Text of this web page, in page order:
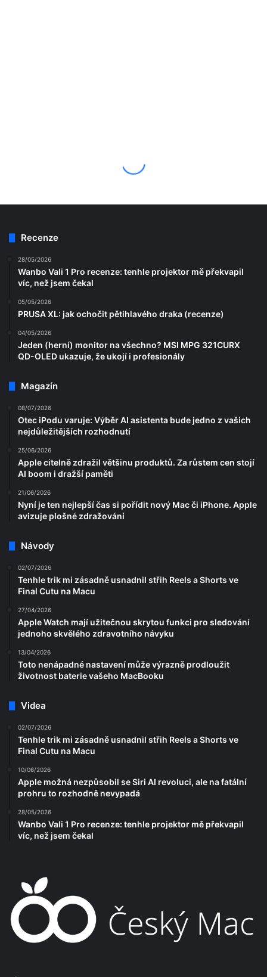
Recenze
28/05/2026
Wanbo Vali 1 Pro recenze: tenhle projektor mě překvapil
víc, než jsem čekal
05/05/2026
PRUSA XL: jak ochočit pětihlavého draka (recenze)
04/05/2026
Jeden (herní) monitor na všechno? MSI MPG 321CURX
QD-OLED ukazuje, že ukojí i profesionály
Magazín
08/07/2026
Otec iPodu varuje: Výběr AI asistenta bude jedno z vašich
nejdůležitějších rozhodnutí
25/06/2026
Apple citelně zdražil většinu produktů. Za růstem cen stojí
AI boom i dražší paměti
21/06/2026
Nyní je ten nejlepší čas si pořídit nový Mac či iPhone. Apple
avizuje plošné zdražování
Návody
02/07/2026
Tenhle trik mi zásadně usnadnil střih Reels a Shorts ve
Final Cutu na Macu
27/04/2026
Apple Watch mají užitečnou skrytou funkci pro sledování
jednoho skvělého zdravotního návyku
13/04/2026
Toto nenápadné nastavení může výrazně prodloužit
životnost baterie vašeho MacBooku
Videa
02/07/2026
Tenhle trik mi zásadně usnadnil střih Reels a Shorts ve
Final Cutu na Macu
10/06/2026
Apple možná nezpůsobil se Siri AI revoluci, ale na fatální
prohru to rozhodně nevypadá
28/05/2026
Wanbo Vali 1 Pro recenze: tenhle projektor mě překvapil
víc, než jsem čekal